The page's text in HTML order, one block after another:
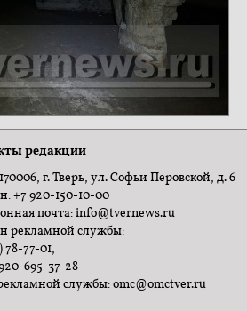
редакции
г. Тверь, ул. Софьи Перовской, д. 6
+7 920-150-10-00
почта: info@tvernews.ru
рекламной службы:
78-77-01,
695-37-28
службы: omc@omctver.ru